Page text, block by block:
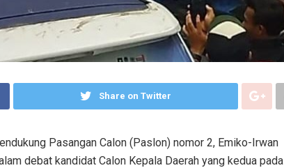
Share on Twitter
Pasangan Calon (Paslon) nomor 2, Emiko-Irwan
debat kandidat Calon Kepala Daerah yang kedua pada